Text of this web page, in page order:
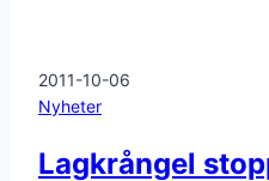
2011-10-06
Nyheter
Lagkrångel